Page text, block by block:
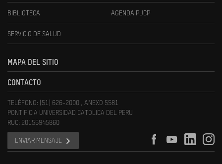
BIBLIOTECA AGENDA PUCP
SERVICIO DE SALUD
MAPA DEL SITIO
CONTACTO
TELÉFONO: (51) 626-2000 , ANEXO 5581
PONTIFICIA UNIVERSIDAD CATOLICA DEL PERU
RUC: 20155945860
ENVIAR MENSAJE